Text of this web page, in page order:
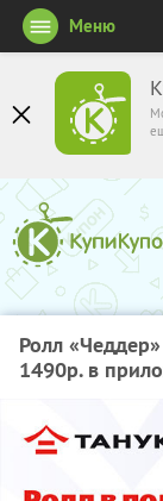
Меню
Ролл
1490р. в